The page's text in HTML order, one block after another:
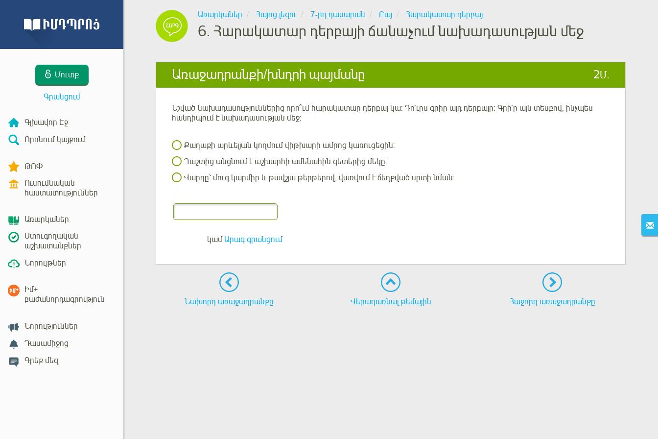
Մուտք
Գրանցում
Գլխավոր Էջ
Որոնում կայքում
ԹՈՓ
Ուսումնական
հաստատություններ
Առարկաներ
Ստուգողական
աշխատանքներ
Նորույթներ
Իմ+
բաժանորդագրություն
Նորություններ
Դասամիջոց
Գրեք մեզ
Առարկաներ Հայոց լեզու 7-րդ դասարան Բայ Հարակատար դերբայ
6. Հարակատար դերբայի ճանաչում նախադասության մեջ
Առաջադրանքի/խնդրի պայմանը 2Մ.
Նշված նախադասություններից որո՞ւմ հարակատար դերբայ կա: Դո՛ւրս գրիր այդ դերբայը: Գրի՛ր այն տեսքով, ինչպես
հանդիպում է նախադասության մեջ:
Քաղաքի արևելյան կողմում վիթխարի ամրոց կառուցեցին:
Դաշտից անցնում է աշխարհի ամենահին գետերից մեկը:
Վարդը՝ մուգ կարմիր և թավշյա թերթերով, վառվում է ճեղքված սրտի նման:
կամ Արագ գրանցում
Նախորդ առաջադրանքը Վերադառնալ թեմային Հաջորդ առաջադրանքը